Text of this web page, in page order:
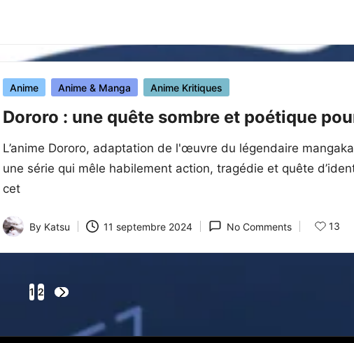
Posted
Anime Anime & Manga Anime Kritiques
Dororo : une quête sombre et poétique
L’anime Dororo, adaptation de l'œuvre du légendaire
une série qui mêle habilement action, tragédie et quête
cet
Posted
by
By Katsu 11 septembre 2024 No Comments 13
1 2
NEXT